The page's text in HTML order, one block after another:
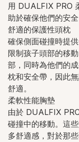
用 DUALFIX PRO
助於確保他們的安
舒適的保護性頭枕
確保側面碰撞時提
限制孩子頭部的移
部，同時為他們的
枕和安全帶，因此
舒適。
柔軟性能胸墊
由於 DUALFIX
碰撞中的移動。這
多舒適感，對於那